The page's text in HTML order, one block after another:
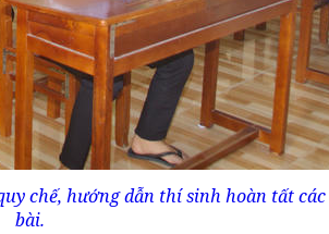
chế, hướng dẫn thí sinh hoàn tất
bài.